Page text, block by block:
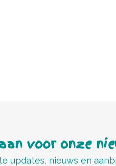
voor onze
updates, nieuws en